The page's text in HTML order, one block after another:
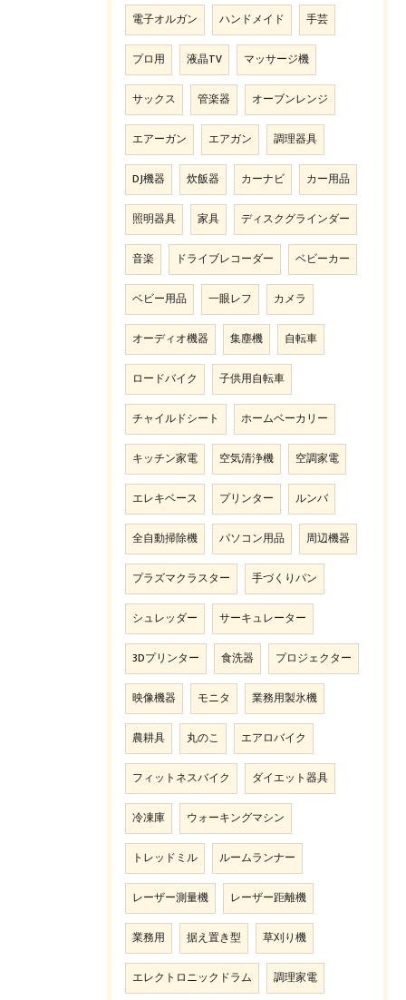
電子オルガン ハンドメイド 手芸
プロ用 液晶TV マッサージ機
サックス 管楽器 オーブンレンジ
エアーガン エアガン 調理器具
DJ機器 炊飯器 カーナビ カー用品
照明器具 家具 ディスクグラインダー
音楽 ドライブレコーダー ベビーカー
ベビー用品 一眼レフ カメラ
オーディオ機器 集塵機 自転車
ロードバイク 子供用自転車
チャイルドシート ホームベーカリー
キッチン家電 空気清浄機 空調家電
エレキベース プリンター ルンバ
全自動掃除機 パソコン用品 周辺機器
プラズマクラスター 手づくりパン
シュレッダー サーキュレーター
3Dプリンター 食洗器 プロジェクター
映像機器 モニタ 業務用製氷機
農耕具 丸のこ エアロバイク
フィットネスバイク ダイエット器具
冷凍庫 ウォーキングマシン
トレッドミル ルームランナー
レーザー測量機 レーザー距離機
業務用 据え置き型 草刈り機
エレクトロニックドラム 調理家電